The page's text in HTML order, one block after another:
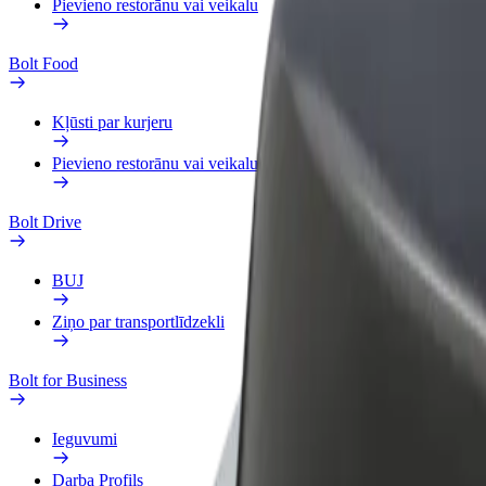
Pievieno restorānu vai veikalu
Bolt Food
Kļūsti par kurjeru
Pievieno restorānu vai veikalu
Bolt Drive
BUJ
Ziņo par transportlīdzekli
Bolt for Business
Ieguvumi
Darba Profils